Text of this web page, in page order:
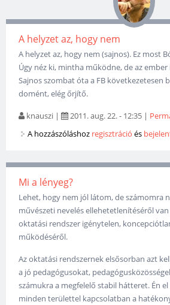
A helyzet az, hogy nem
A helyzet az, hogy nem (sajnos). Ez most
Úgy néz ki, mintha működne, de az
Sajnos szombat óta a FB következetesen
domént, elég őrjítő.
knauszi | 2011. aug. 22. - 12:35 |
A hozzászóláshoz regisztráció és
Mi a lényeg?
Lehet, hogy nem jól látom, de számomra
művészeti nevelés ellehetetlenítéséről
oktatási rendszer igénytelen,
működéséről.
Az oktatási rendszernek elsősorban azt
a jó pedagógusokat,
számukra a megfelelő stabil hátteret. Én
minden területtel kapcsolatban a